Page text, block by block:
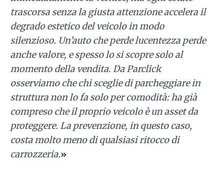
trascorsa senza la giusta attenzione accelera il
degrado estetico del veicolo in modo
silenzioso. Un’auto che perde lucentezza perde
anche valore, e spesso lo si scopre solo al
momento della vendita. Da Parclick
osserviamo che chi sceglie di parcheggiare in
struttura non lo fa solo per comodità: ha già
compreso che il proprio veicolo è un asset da
proteggere. La prevenzione, in questo caso,
costa molto meno di qualsiasi ritocco di
carrozzeria.»